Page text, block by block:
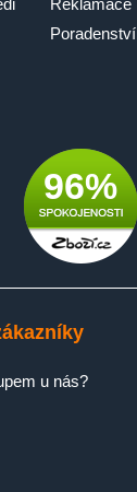
Reklamace
Poradenství
96%
u nás?